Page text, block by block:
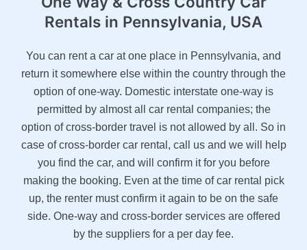
Rentals in Pennsylvania, USA
You can rent a car at one place in Pennsylvania, and
return it somewhere else within the country through the
option of one-way. Domestic interstate one-way is
permitted by almost all car rental companies; the
option of cross-border travel is not allowed by all. So in
case of cross-border car rental, call us and we will help
you find the car, and will confirm it for you before
making the booking. Even at the time of car rental pick
up, the renter must confirm it again to be on the safe
side. One-way and cross-border services are offered
by the suppliers for a per day fee.